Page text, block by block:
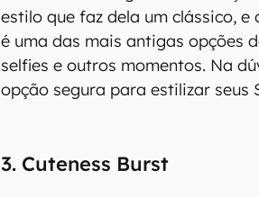
estilo que faz dela um clássico,
é uma das mais antigas opções
selfies e outros momentos. Na
opção segura para estilizar seus
3. Cuteness Burst